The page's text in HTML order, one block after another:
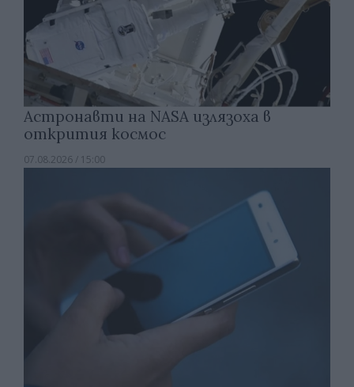
Астронавти на NASA излязоха в
открития космос
07.08.2026 / 15:00